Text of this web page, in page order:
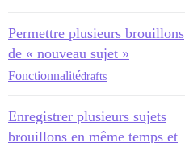
Permettre plusieurs brouillons
de « nouveau sujet »
Fonctionnalitédrafts
Enregistrer plusieurs sujets
brouillons en même temps et